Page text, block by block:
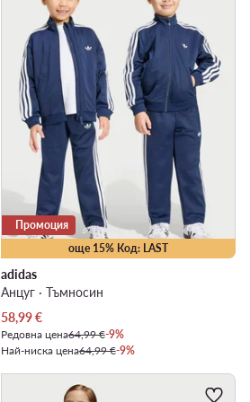
още 15% Код: LAST
Промоция
adidas
Анцуг · Тъмносин
Актуална цена
58,99€
Редовна цена64,99 €-9%
Най-ниска цена64,99 €-9%